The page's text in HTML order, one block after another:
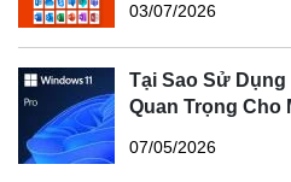
03/07/2026
Tại Sao Sử
Quan Trọng Cho
07/05/2026